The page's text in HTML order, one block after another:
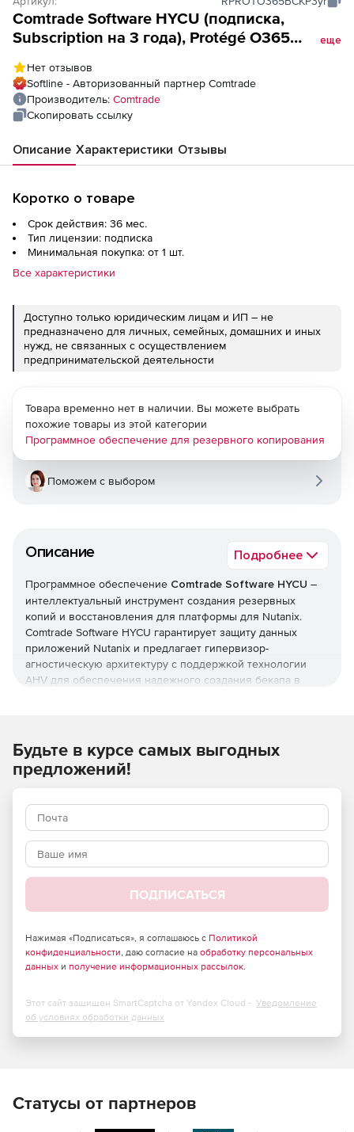
Comtrade Software HYCU (подписка,
Subscription на 3 года), Protégé O365
еще
Нет отзывов
Softline - Авторизованный партнер Comtrade
Производитель: Comtrade
Скопировать ссылку
Описание Характеристики Отзывы
Коротко о товаре
Срок действия: 36 мес.
Тип лицензии: подписка
Минимальная покупка: от 1 шт.
Все характеристики
Доступно только юридическим лицам и ИП – не
предназначено для личных, семейных, домашних и иных
нужд, не связанных с осуществлением
предпринимательской деятельности
Описание Подробнее
Программное обеспечение Comtrade Software HYCU –
интеллектуальный инструмент создания резервных
копий и восстановления для платформы для Nutanix.
Comtrade Software HYCU гарантирует защиту данных
приложений Nutanix и предлагает гипервизор-
агностическую архитектуру с поддержкой технологии
AHV для обеспечения надежного создания бекапа в
Товара временно нет в наличии. Вы можете выбрать
похожие товары из этой категории
Программное обеспечение для резервного копирования
Поможем с выбором
Будьте в курсе самых выгодных
предложений!
ПОДПИСАТЬСЯ
Нажимая «Подписаться», я соглашаюсь с Политикой
конфиденциальности, даю согласие на обработку персональных
данных и получение информационных рассылок.
Этот сайт защищен SmartCaptcha от Yandex Cloud - Уведомление
об условиях обработки данных
Статусы от партнеров